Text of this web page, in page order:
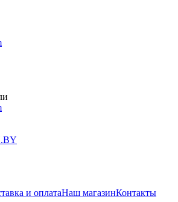
и оплатаНаш магазинКонтакты